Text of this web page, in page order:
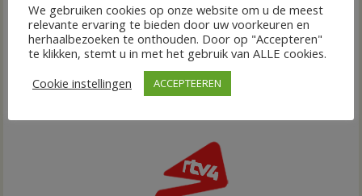
We gebruiken cookies op onze website om u de meest
relevante ervaring te bieden door uw voorkeuren en
herhaalbezoeken te onthouden. Door op "Accepteren"
te klikken, stemt u in met het gebruik van ALLE cookies.
Cookie instellingen
ACCEPTEEREN